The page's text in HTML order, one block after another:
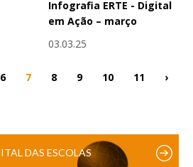
Infografia ERTE - Digital
em Ação – março
03.03.25
6 7 8 9 10 11 ›
DAS ESCOLAS